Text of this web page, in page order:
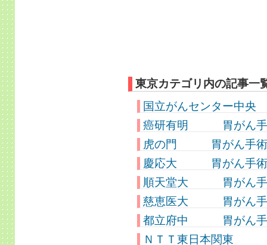
東京カテゴリ内の記事一
国立がんセンター中
癌研有明 胃がん手
虎の門 胃がん手術
慶応大 胃がん手術
順天堂大 胃がん手
慈恵医大 胃がん手
都立府中 胃がん手
ＮＴＴ東日本関東